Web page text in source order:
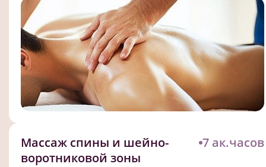
Массаж спины и шейно-
воротниковой зоны
7 ак.часов